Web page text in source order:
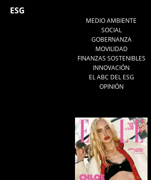
ESG
MEDIO AMBIENTE
SOCIAL
GOBERNANZA
MOVILIDAD
FINANZAS SOSTENIBLES
INNOVACIÓN
EL ABC DEL ESG
OPINIÓN